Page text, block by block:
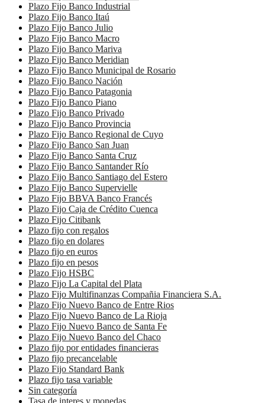
Plazo Fijo Banco Industrial
Plazo Fijo Banco Itaú
Plazo Fijo Banco Julio
Plazo Fijo Banco Macro
Plazo Fijo Banco Mariva
Plazo Fijo Banco Meridian
Plazo Fijo Banco Municipal de Rosario
Plazo Fijo Banco Nación
Plazo Fijo Banco Patagonia
Plazo Fijo Banco Piano
Plazo Fijo Banco Privado
Plazo Fijo Banco Provincia
Plazo Fijo Banco Regional de Cuyo
Plazo Fijo Banco San Juan
Plazo Fijo Banco Santa Cruz
Plazo Fijo Banco Santander Río
Plazo Fijo Banco Santiago del Estero
Plazo Fijo Banco Supervielle
Plazo Fijo BBVA Banco Francés
Plazo Fijo Caja de Crédito Cuenca
Plazo Fijo Citibank
Plazo fijo con regalos
Plazo fijo en dolares
Plazo fijo en euros
Plazo fijo en pesos
Plazo Fijo HSBC
Plazo Fijo La Capital del Plata
Plazo Fijo Multifinanzas Compañia Financiera S.A.
Plazo Fijo Nuevo Banco de Entre Rios
Plazo Fijo Nuevo Banco de La Rioja
Plazo Fijo Nuevo Banco de Santa Fe
Plazo Fijo Nuevo Banco del Chaco
Plazo fijo por entidades financieras
Plazo fijo precancelable
Plazo Fijo Standard Bank
Plazo fijo tasa variable
Sin categoría
Tasa de interes y monedas